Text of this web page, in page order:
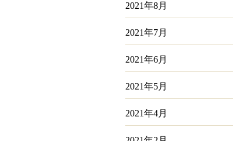
2021年8月
2021年7月
2021年6月
2021年5月
2021年4月